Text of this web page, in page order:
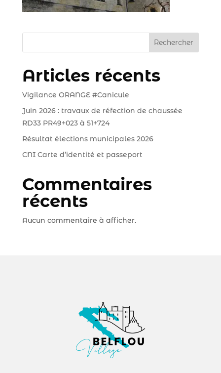
Rechercher
Articles récents
Vigilance ORANGE #Canicule
Juin 2026 : travaux de réfection de chaussée
RD33 PR49+023 à 51+724
Résultat élections municipales 2026
CNI Carte d’identité et passeport
Commentaires
récents
Aucun commentaire à afficher.